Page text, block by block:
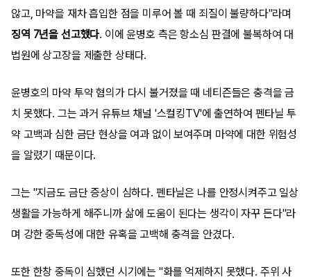
않고, 마약을 재차 흡입한 점을 미루어 볼 때 죄질이 불량하다"라며
징역 7년을 선고했다. 이에 윤병호 측은 항소심 판결에 불복하여 대
법원에 상고장을 제출한 상태다.
윤병호의 마약 투약 혐의가 다시 불거졌을 때 네티즌들은 충격을 금
치 못했다. 그는 과거 유튜브 채널 '스컬킹TV'에 출연하여 펜타닐 투
약 고백과 심한 금단 현상을 여과 없이 보여주며 마약에 대한 위험성
을 알렸기 때문이다.
그는 "지금도 금단 증상이 심하다. 펜타닐은 나를 안정시켜주고 일상
생활을 가능하게 해주니까 삶에 도움이 된다는 생각이 자꾸 든다"라
며 강한 중독성에 대한 유혹을 고백해 충격을 안겼다.
또한 한창 중독이 심했던 시기에는 "화를 억제하지 못했다. 주위 사